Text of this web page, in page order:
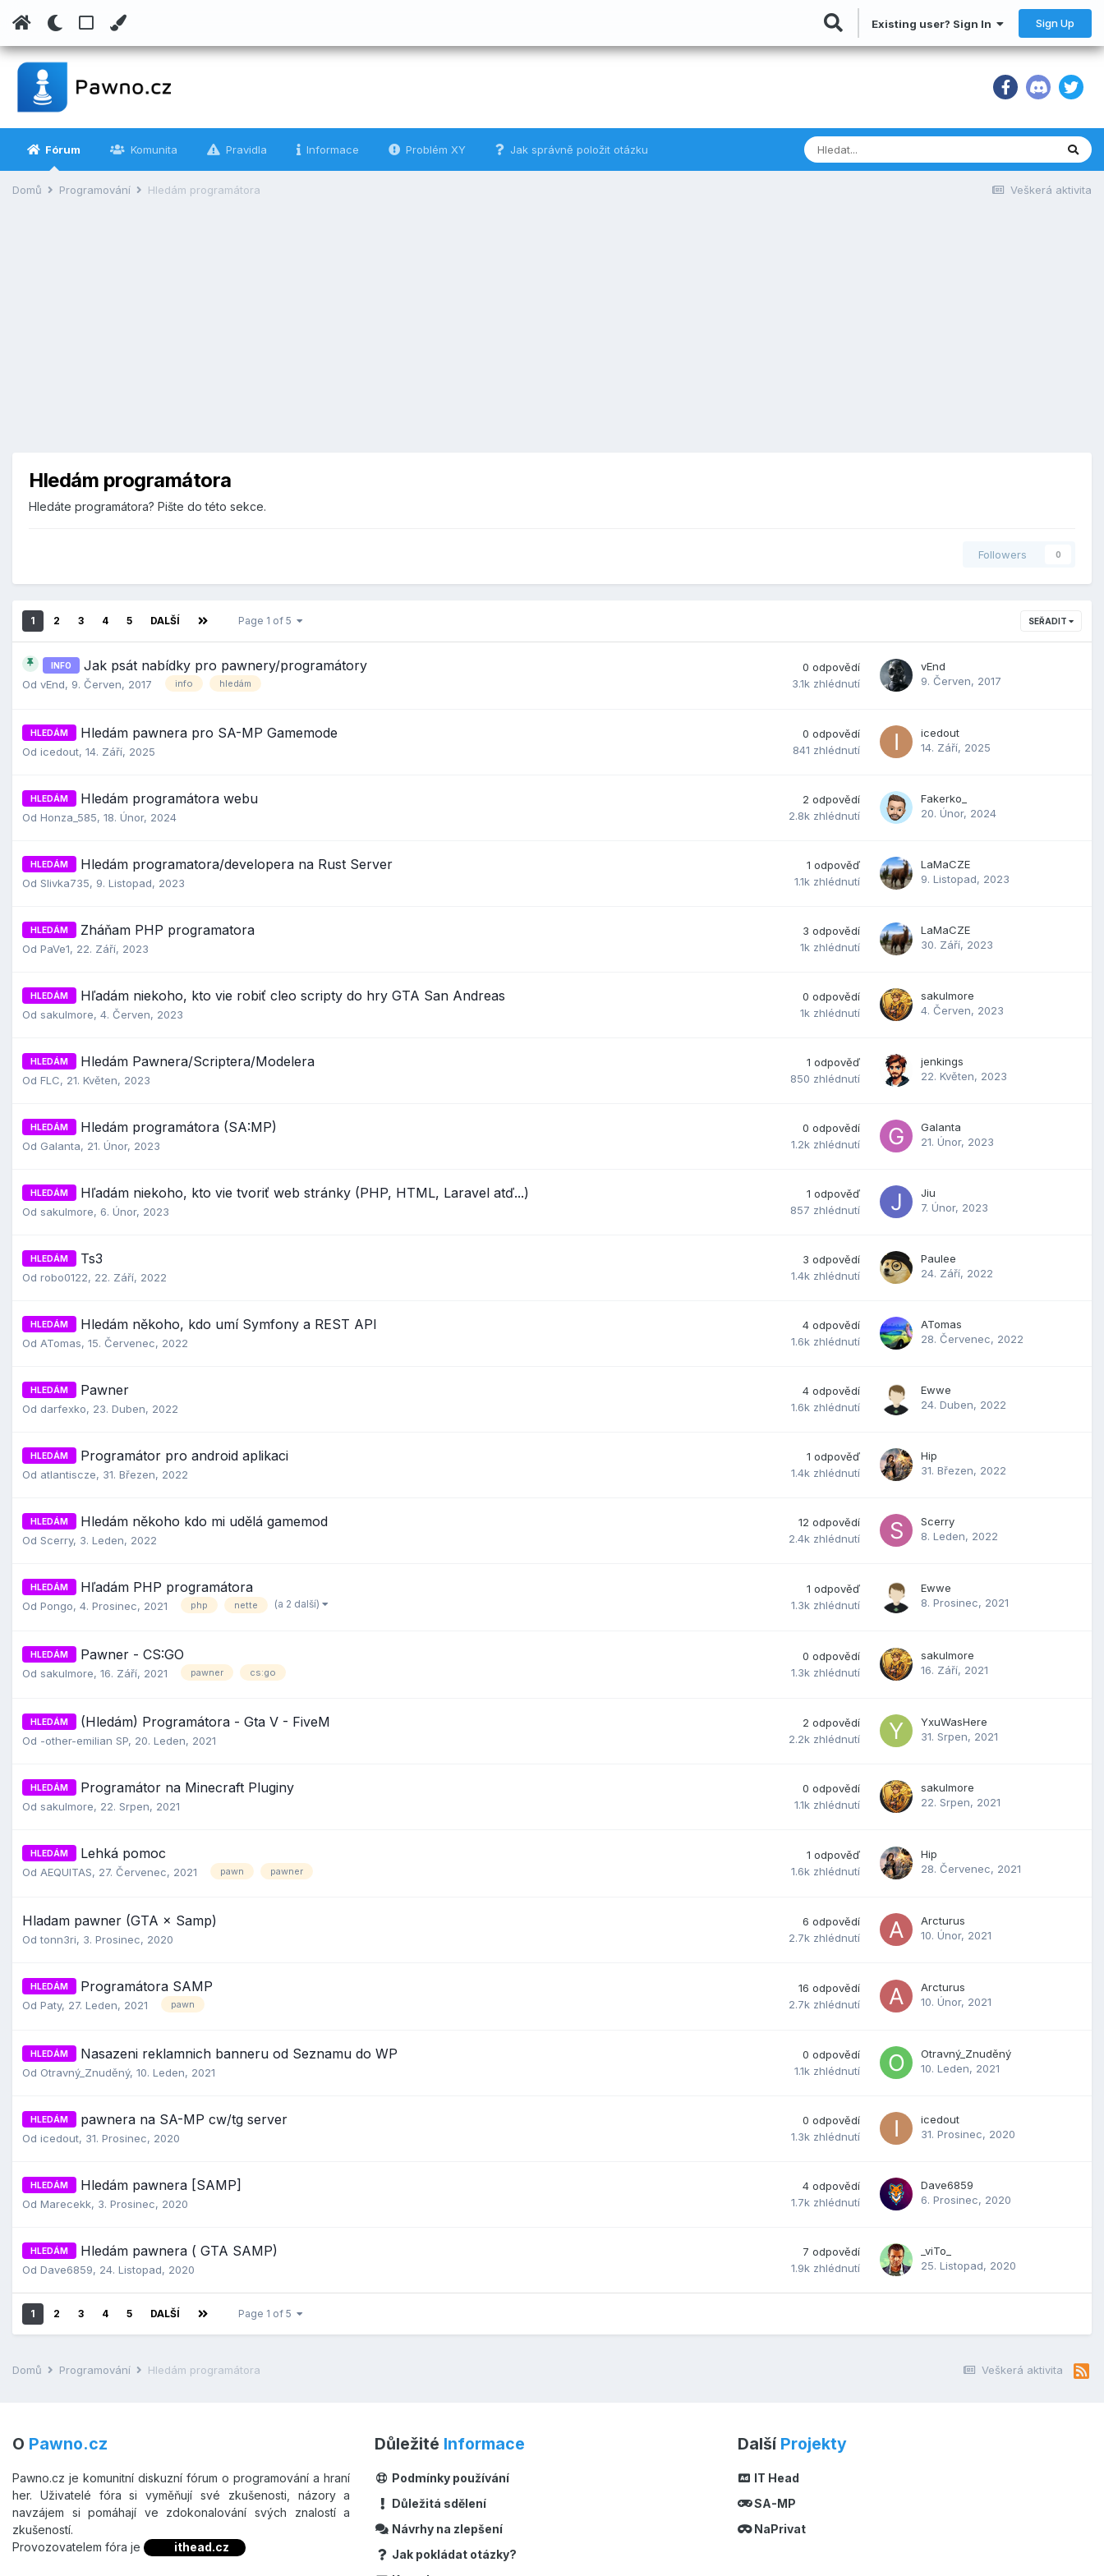
Existing user? Sign In Sign Up
Fórum Komunita Pravidla Informace Problém XY Jak správně položit otázku
Veškerá aktivita
Domů Programování Hledám programátora
Hledám programátora
Hledáte programátora? Pište do této sekce.
Followers 0
SEŘADIT
1 2 3 4 5 DALŠÍ Page 1 of 5
INFO Jak psát nabídky pro pawnery/programátory
Od vEnd, 9. Červen, 2017 info hledám
0 odpovědí
3.1k zhlédnutí
vEnd
9. Červen, 2017
HLEDÁM Hledám pawnera pro SA-MP Gamemode
Od icedout, 14. Září, 2025
0 odpovědí
841 zhlédnutí
icedout
14. Září, 2025
HLEDÁM Hledám programátora webu
Od Honza_585, 18. Únor, 2024
2 odpovědí
2.8k zhlédnutí
Fakerko_
20. Únor, 2024
HLEDÁM Hledám programatora/developera na Rust Server
Od Slivka735, 9. Listopad, 2023
1 odpověď
1.1k zhlédnutí
LaMaCZE
9. Listopad, 2023
HLEDÁM Zháňam PHP programatora
Od PaVe1, 22. Září, 2023
3 odpovědí
1k zhlédnutí
LaMaCZE
30. Září, 2023
HLEDÁM Hľadám niekoho, kto vie robiť cleo scripty do hry GTA San Andreas
Od sakulmore, 4. Červen, 2023
0 odpovědí
1k zhlédnutí
sakulmore
4. Červen, 2023
HLEDÁM Hledám Pawnera/Scriptera/Modelera
Od FLC, 21. Květen, 2023
1 odpověď
850 zhlédnutí
jenkings
22. Květen, 2023
HLEDÁM Hledám programátora (SA:MP)
Od Galanta, 21. Únor, 2023
0 odpovědí
1.2k zhlédnutí
Galanta
21. Únor, 2023
HLEDÁM Hľadám niekoho, kto vie tvoriť web stránky (PHP, HTML, Laravel atď...)
Od sakulmore, 6. Únor, 2023
1 odpověď
857 zhlédnutí
Jiu
7. Únor, 2023
HLEDÁM Ts3
Od robo0122, 22. Září, 2022
3 odpovědí
1.4k zhlédnutí
Paulee
24. Září, 2022
HLEDÁM Hledám někoho, kdo umí Symfony a REST API
Od ATomas, 15. Červenec, 2022
4 odpovědí
1.6k zhlédnutí
ATomas
28. Červenec, 2022
HLEDÁM Pawner
Od darfexko, 23. Duben, 2022
4 odpovědí
1.6k zhlédnutí
Ewwe
24. Duben, 2022
HLEDÁM Programátor pro android aplikaci
Od atlantiscze, 31. Březen, 2022
1 odpověď
1.4k zhlédnutí
Hip
31. Březen, 2022
HLEDÁM Hledám někoho kdo mi udělá gamemod
Od Scerry, 3. Leden, 2022
12 odpovědí
2.4k zhlédnutí
Scerry
8. Leden, 2022
HLEDÁM Hľadám PHP programátora
Od Pongo, 4. Prosinec, 2021 php nette (a 2 další)
1 odpověď
1.3k zhlédnutí
Ewwe
8. Prosinec, 2021
HLEDÁM Pawner - CS:GO
Od sakulmore, 16. Září, 2021 pawner cs:go
0 odpovědí
1.3k zhlédnutí
sakulmore
16. Září, 2021
HLEDÁM (Hledám) Programátora - Gta V - FiveM
Od -other-emilian SP, 20. Leden, 2021
2 odpovědí
2.2k zhlédnutí
YxuWasHere
31. Srpen, 2021
HLEDÁM Programátor na Minecraft Pluginy
Od sakulmore, 22. Srpen, 2021
0 odpovědí
1.1k zhlédnutí
sakulmore
22. Srpen, 2021
HLEDÁM Lehká pomoc
Od AEQUITAS, 27. Červenec, 2021 pawn pawner
1 odpověď
1.6k zhlédnutí
Hip
28. Červenec, 2021
Hladam pawner (GTA × Samp)
Odtonn3ri, 3. Prosinec, 2020
6 odpovědí
2.7k zhlédnutí
Arcturus
10. Únor, 2021
HLEDÁM Programátora SAMP
Od Paty, 27. Leden, 2021 pawn
16 odpovědí
2.7k zhlédnutí
Arcturus
10. Únor, 2021
HLEDÁM Nasazeni reklamnich banneru od Seznamu do WP
Od Otravný_Znuděný, 10. Leden, 2021
0 odpovědí
1.1k zhlédnutí
Otravný_Znuděný
10. Leden, 2021
HLEDÁM pawnera na SA-MP cw/tg server
Od icedout, 31. Prosinec, 2020
0 odpovědí
1.3k zhlédnutí
icedout
31. Prosinec, 2020
HLEDÁM Hledám pawnera [SAMP]
Od Marecekk, 3. Prosinec, 2020
4 odpovědí
1.7k zhlédnutí
Dave6859
6. Prosinec, 2020
HLEDÁM Hledám pawnera ( GTA SAMP)
Od Dave6859, 24. Listopad, 2020
7 odpovědí
1.9k zhlédnutí
_viTo_
25. Listopad, 2020
1 2 3 4 5 DALŠÍ Page 1 of 5
Veškerá aktivita
Domů Programování Hledám programátora
O Pawno.cz
Pawno.cz je komunitní diskuzní fórum o programování a hraní
her. Uživatelé fóra si vyměňují své zkušenosti, názory a
navzájem si pomáhají ve zdokonalování svých znalostí a
zkušeností.
Provozovatelem fóra je
ithead.cz
Důležité Informace
Podmínky používání
Důležitá sdělení
Návrhy na zlepšení
Jak pokládat otázky?
Další Projekty
IT Head
SA-MP
NaPrivat